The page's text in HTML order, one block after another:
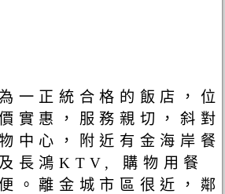
一正統合格的飯店，位
實惠，服務親切，斜對
中心，附近有金海岸餐
長鴻KTV, 購物用餐
。離金城市區很近，鄰